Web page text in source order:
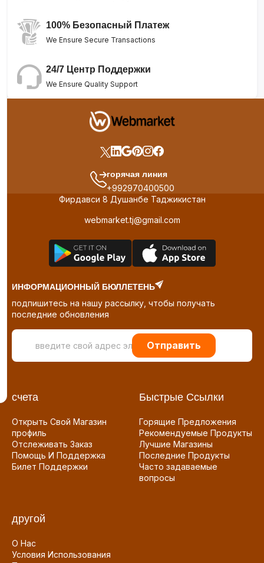
100% Безопасный Платеж
We Ensure Secure Transactions
24/7 Центр Поддержки
We Ensure Quality Support
горячая линия
+992970400500
Фирдавси 8 Душанбе Таджикистан
webmarket.tj@gmail.com
ИНФОРМАЦИОННЫЙ БЮЛЛЕТЕНЬ
подпишитесь на нашу рассылку, чтобы получать
последние обновления
Отправить
счета
Открыть Свой Магазин
профиль
Отслеживать Заказ
Помощь И Поддержка
Билет Поддержки
Быстрые Ссылки
Горящие Предложения
Рекомендуемые Продукты
Лучшие Магазины
Последние Продукты
Часто задаваемые
вопросы
другой
О Нас
Условия Использования